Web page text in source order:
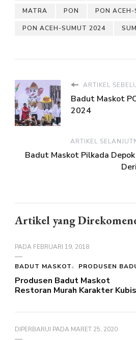
MATRA PON PON ACEH-
PON ACEH-SUMUT 2024
ARTIKEL
Badut Maskot
2024
ARTIKEL
Badut Maskot Pilkada
Artikel yang
PADA FEBRUARI 19, 2018
BADUT MASKOT PRODUSEN
Produsen Badut Maskot
Restoran Murah Karakter Kubis
DIPERBARUI PADA MARET 25, 2020